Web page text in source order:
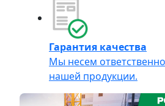
Гарантия качества
Мы несем
нашей продукции.